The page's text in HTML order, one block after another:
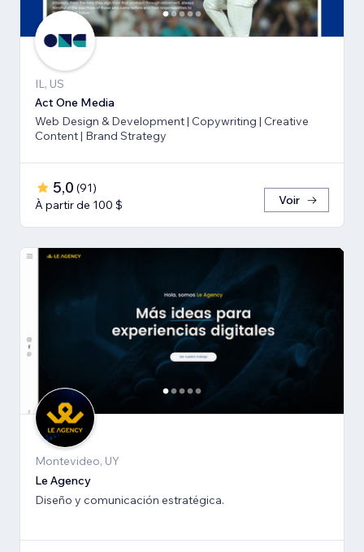
IL, US
Act One Media
Web Design & Development | Copywriting | Creative
Content | Brand Strategy
5,0 (91)
À partir de 100 $
Voir
Montevideo, UY
Le Agency
Diseño y comunicación estratégica.